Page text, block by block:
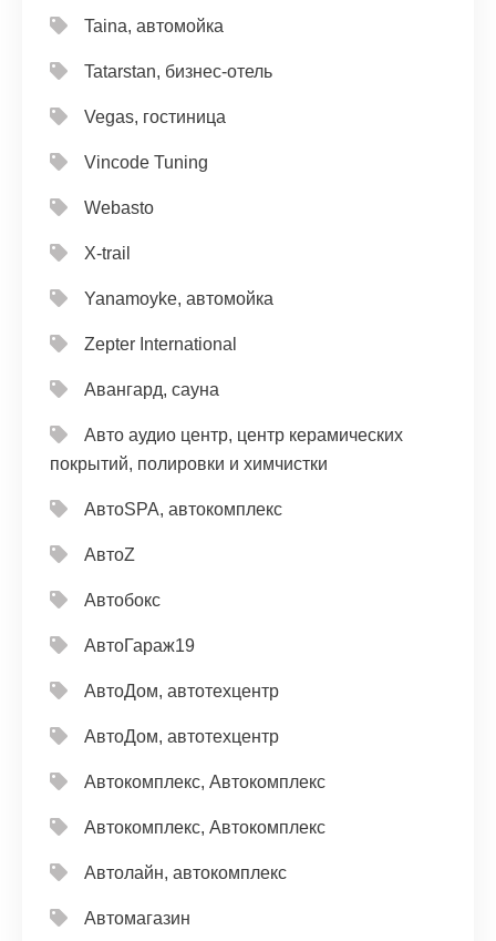
Taina, автомойка
Tatarstan, бизнес-отель
Vegas, гостиница
Vincode Tuning
Webasto
X-trail
Yanamoyke, автомойка
Zepter International
Авангард, сауна
Авто аудио центр, центр керамических
покрытий, полировки и химчистки
АвтоSPA, автокомплекс
АвтоZ
Автобокс
АвтоГараж19
АвтоДом, автотехцентр
АвтоДом, автотехцентр
Автокомплекс, Автокомплекс
Автокомплекс, Автокомплекс
Автолайн, автокомплекс
Автомагазин